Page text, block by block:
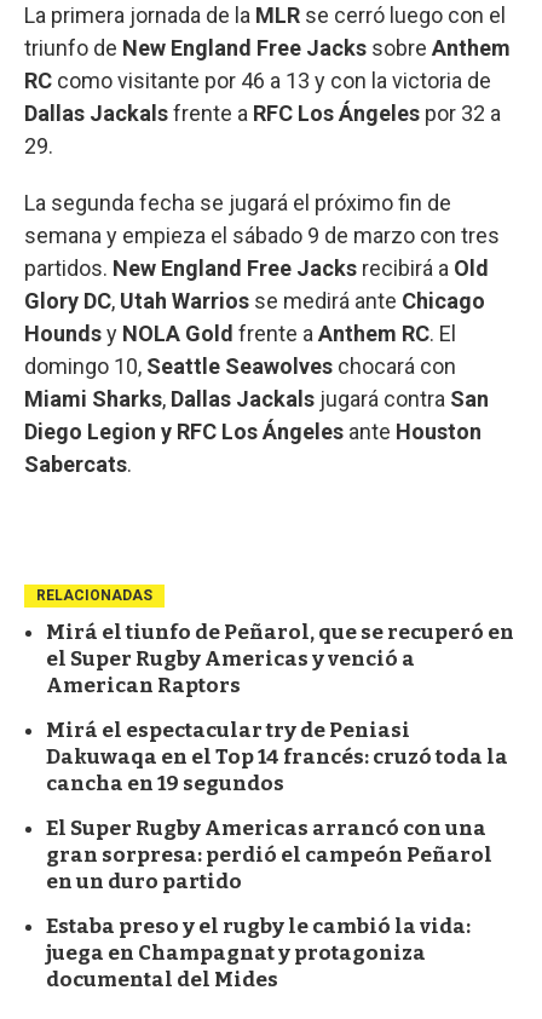
La primera jornada de la MLR se cerró luego con el
triunfo de New England Free Jacks sobre Anthem
RC como visitante por 46 a 13 y con la victoria de
Dallas Jackalsfrente a RFC Los Ángeles por 32 a
29.
La segunda fecha se jugará el próximo fin de
semana y empieza el sábado 9 de marzo con tres
partidos. New England Free Jacks recibirá a Old
Glory DC, Utah Warrios se medirá ante Chicago
Houndsy NOLA Gold frente aAnthem RC. El
domingo 10, Seattle Seawolves chocará con
Miami Sharks, Dallas Jackals jugará contra San
Diego Legion y RFC Los Ángeles ante Houston
Sabercats.
RELACIONADAS
Mirá el tiunfo de Peñarol, que se recuperó en
el Super Rugby Americas y venció a
American Raptors
Mirá el espectacular try de Peniasi
Dakuwaqa en el Top 14 francés: cruzó toda la
cancha en 19 segundos
El Super Rugby Americas arrancó con una
gran sorpresa: perdió el campeón Peñarol
en un duro partido
Estaba preso y el rugby le cambió la vida:
juega en Champagnat y protagoniza
documental del Mides